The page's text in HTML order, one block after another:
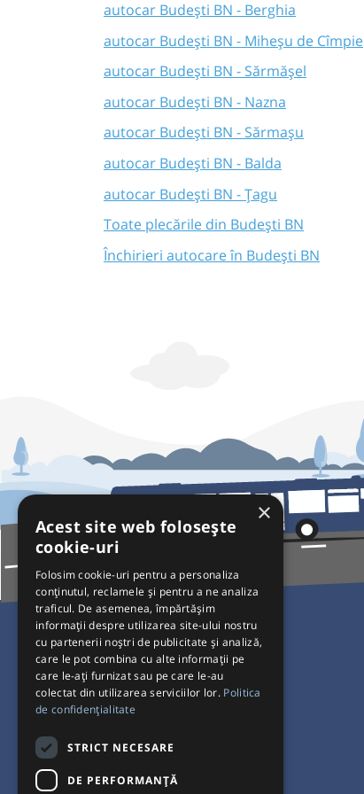
autocar Budești BN - Berghia
autocar Budești BN - Miheșu de Cîmpie
autocar Budești BN - Sărmășel
autocar Budești BN - Nazna
autocar Budești BN - Sărmașu
autocar Budești BN - Balda
autocar Budești BN - Țagu
Toate plecările din Budești BN
Închirieri autocare în Budești BN
Pentru Călători
Curse autobuz
Plecări/Sosiri
Setări de cookie-uri
×
Acest site web folosește
cookie-uri
Folosim cookie-uri pentru a personaliza
conținutul, reclamele și pentru a ne analiza
traficul. De asemenea, împărtășim
informații despre utilizarea site-ului nostru
cu partenerii noștri de publicitate și analiză,
care le pot combina cu alte informații pe
care le-ați furnizat sau pe care le-au
colectat din utilizarea serviciilor lor. Politica
de confidențialitate
STRICT NECESARE
DE PERFORMANȚĂ